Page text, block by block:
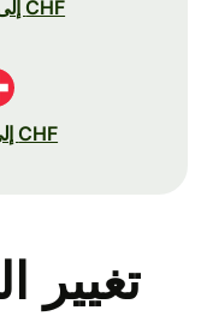
CHF إلى CAD
CHF إلى JPY
تغيير